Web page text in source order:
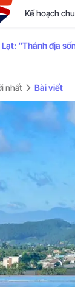
Kế hoạch
“Thánh địa
nhất Bài viết